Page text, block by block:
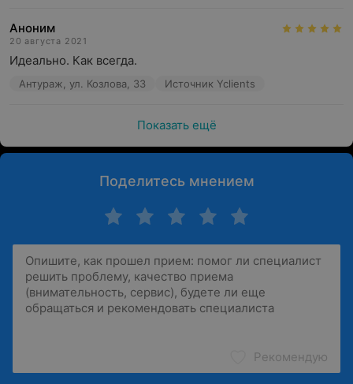
Аноним
20 августа 2021
Идеально. Как всегда.
Антураж, ул. Козлова, 33 Источник Yclients
Показать ещё
Поделитесь мнением
Рекомендую